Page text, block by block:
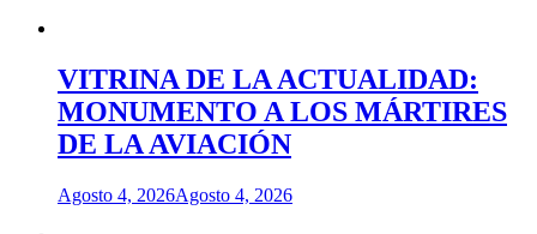
VITRINA DE LA ACTUALIDAD:
MONUMENTO A LOS MÁRTIRES
DE LA AVIACIÓN
Agosto 4, 2026Agosto 4, 2026